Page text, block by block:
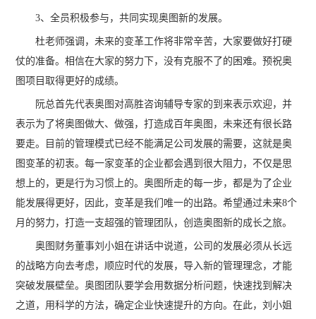
3、全员积极参与，共同实现奥图新的发展。
杜老师强调，未来的变革工作将非常辛苦，大家要做好打硬
仗的准备。相信在大家的努力下，没有克服不了的困难。预祝奥
图项目取得更好的成绩。
阮总首先代表奥图对高胜咨询辅导专家的到来表示欢迎，并
表示为了将奥图做大、做强，打造成百年奥图，未来还有很长路
要走。目前的管理模式已经不能满足公司发展的需要，这就是奥
图变革的初衷。每一家变革的企业都会遇到很大阻力，不仅是思
想上的，更是行为习惯上的。奥图所走的每一步，都是为了企业
能发展得更好，因此，变革是我们唯一的出路。希望通过未来8个
月的努力，打造一支超强的管理团队，创造奥图新的成长之旅。
奥图财务董事刘小姐在讲话中说道，公司的发展必须从长远
的战略方向去考虑，顺应时代的发展，导入新的管理理念，才能
突破发展壁垒。奥图团队要学会用数据分析问题，快速找到解决
之道，用科学的方法，确定企业快速提升的方向。在此，刘小姐